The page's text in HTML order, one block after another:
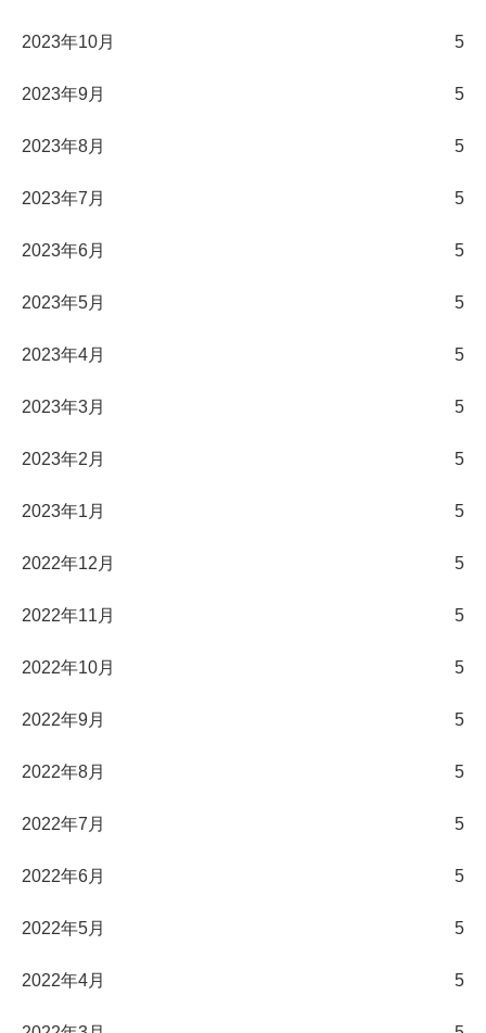
2023年10月 5
2023年9月 5
2023年8月 5
2023年7月 5
2023年6月 5
2023年5月 5
2023年4月 5
2023年3月 5
2023年2月 5
2023年1月 5
2022年12月 5
2022年11月 5
2022年10月 5
2022年9月 5
2022年8月 5
2022年7月 5
2022年6月 5
2022年5月 5
2022年4月 5